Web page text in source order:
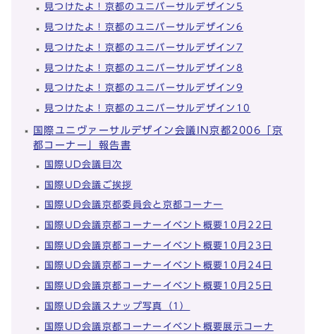
見つけたよ！京都のユニバーサルデザイン5
見つけたよ！京都のユニバーサルデザイン6
見つけたよ！京都のユニバーサルデザイン7
見つけたよ！京都のユニバーサルデザイン8
見つけたよ！京都のユニバーサルデザイン9
見つけたよ！京都のユニバーサルデザイン10
国際ユニヴァーサルデザイン会議IN京都2006「京
都コーナー」報告書
国際UD会議目次
国際UD会議ご挨拶
国際UD会議京都委員会と京都コーナー
国際UD会議京都コーナーイベント概要10月22日
国際UD会議京都コーナーイベント概要10月23日
国際UD会議京都コーナーイベント概要10月24日
国際UD会議京都コーナーイベント概要10月25日
国際UD会議スナップ写真（1）
国際UD会議京都コーナーイベント概要展示コーナ